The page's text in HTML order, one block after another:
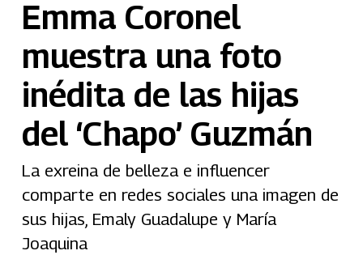
Emma Coronel
muestra una foto
inédita de las hijas
del ‘Chapo’ Guzmán
La exreina de belleza e influencer
comparte en redes sociales una imagen de
sus hijas, Emaly Guadalupe y María
Joaquina